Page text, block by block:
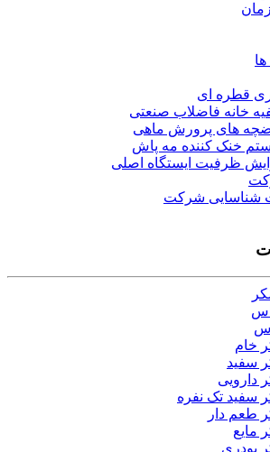
قطره ای
خانه فاضلاب صنعتی
های پرورش ماهی
خنک کننده مه پاش
ظرفیت ایستگاه اصلی
شرکت
خام
سفید
دارویی
سفید تک نفره
طعم دار
مایع
پودری